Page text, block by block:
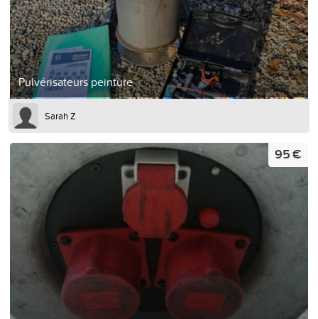
Pulvérisateurs peinture
Sarah Z
95 €